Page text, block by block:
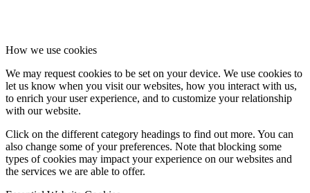
How we use cookies
We may request cookies to be set on your device. We use cookies to
let us know when you visit our websites, how you interact with us,
to enrich your user experience, and to customize your relationship
with our website.
Click on the different category headings to find out more. You can
also change some of your preferences. Note that blocking some
types of cookies may impact your experience on our websites and
the services we are able to offer.